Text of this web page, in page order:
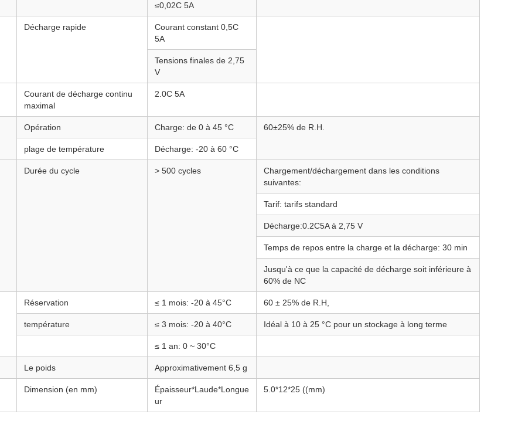
≤0,02C 5A
Décharge rapide
Courant constant 0,5C
5A
Tensions finales de 2,75
V
Courant de décharge continu
maximal
2.0C 5A
Opération Charge: de 0 à 45 °C 60±25% de R.H.
plage de température Décharge: -20 à 60 °C
Durée du cycle > 500 cycles
Chargement/déchargement dans les conditions
suivantes:
Tarif: tarifs standard
Décharge:0.2C5A à 2,75 V
Temps de repos entre la charge et la décharge: 30 min
Jusqu'à ce que la capacité de décharge soit inférieure à
60% de NC
Réservation ≤ 1 mois: -20 à 45°C 60 ± 25% de R.H,
température ≤ 3 mois: -20 à 40°C Idéal à 10 à 25 °C pour un stockage à long terme
≤ 1 an: 0 ~ 30°C
Le poids Approximativement 6,5 g
Dimension (en mm)
Épaisseur*Laude*Longue
ur
5.0*12*25 ((mm)